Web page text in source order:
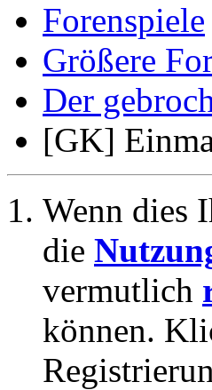
Forenspiele
Größere
Der
[GK]
Wenn dies
die
vermutlich
können.